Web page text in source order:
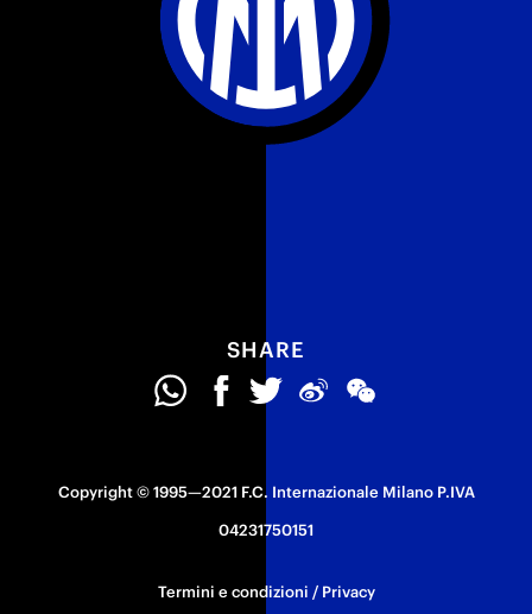
SHARE
Copyright © 1995—2021 F.C. Internazionale Milano P.IVA
04231750151
Termini e condizioni / Privacy